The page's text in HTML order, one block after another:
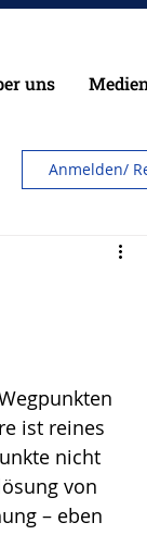
uns
Anmelden/
ist reines
nicht
von
– eben